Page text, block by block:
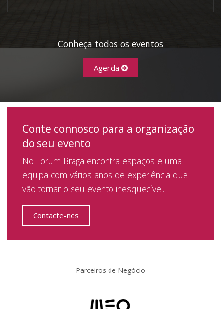
Conheça todos os eventos
Agenda
Conte connosco para a organização
do seu evento
No Forum Braga encontra espaços e uma
equipa com vários anos de experiência que
vão tornar o seu evento inesquecível.
Contacte-nos
Parceiros de Negócio